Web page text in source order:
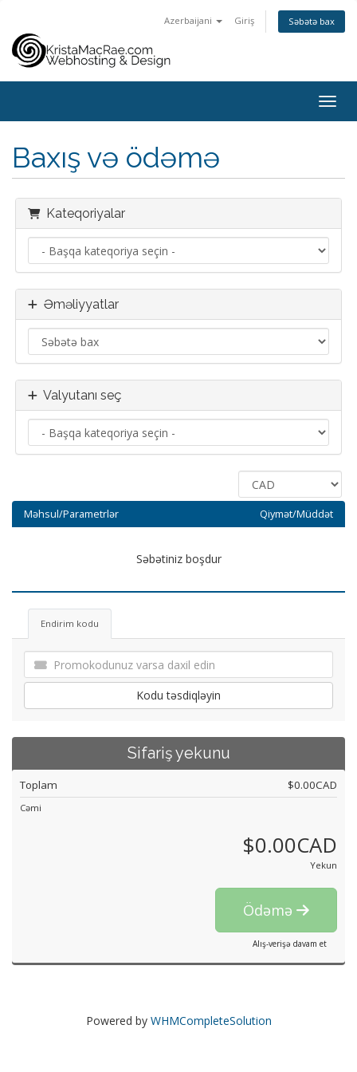
Azerbaijani Giriş Səbətə bax
Baxış və ödəmə
Kateqoriyalar
Əməliyyatlar
Valyutanı seç
Məhsul/Parametrlər Qiymət/Müddət
Səbətiniz boşdur
Endirim kodu
Kodu təsdiqləyin
Sifariş yekunu
Toplam $0.00CAD
Cəmi
$0.00CAD
Yekun
Ödəmə
Alış-verişə davam et
Powered by WHMCompleteSolution